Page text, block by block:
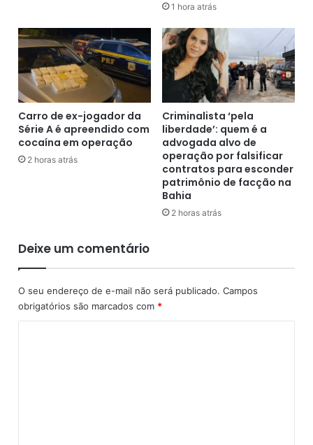
o
l
t
a
d
s
0
6
o
j
e
s
o
b
e
f
e
i
t
o
i
d
a
a
1 hora atrás
Carro de ex-jogador da
Série A é apreendido com
cocaína em operação
2 horas atrás
Criminalista ‘pela
liberdade’: quem é a
advogada alvo de
operação por falsificar
contratos para esconder
patrimônio de facção na
Bahia
2 horas atrás
Deixe um comentário
O seu endereço de e-mail não será publicado. Campos
obrigatórios são marcados com *